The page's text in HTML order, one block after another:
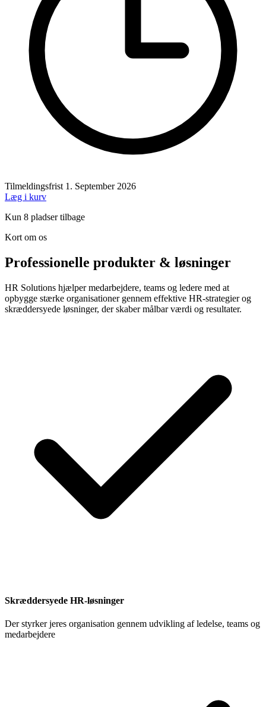
Tilmeldingsfrist 1. September 2026
Læg i kurv
Kun 8 pladser tilbage
Kort om os
Professionelle produkter & løsninger
HR Solutions hjælper medarbejdere, teams og ledere med at
opbygge stærke organisationer gennem effektive HR-strategier og
skræddersyede løsninger, der skaber målbar værdi og resultater.
Skræddersyede HR-løsninger
Der styrker jeres organisation gennem udvikling af ledelse, teams og
medarbejdere